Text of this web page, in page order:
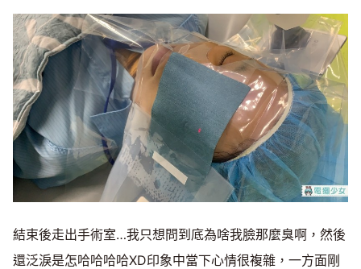
結束後走出手術室…我只想問到底為啥我臉那麼臭啊，然後
還泛淚是怎哈哈哈哈XD印象中當下心情很複雜，一方面剛